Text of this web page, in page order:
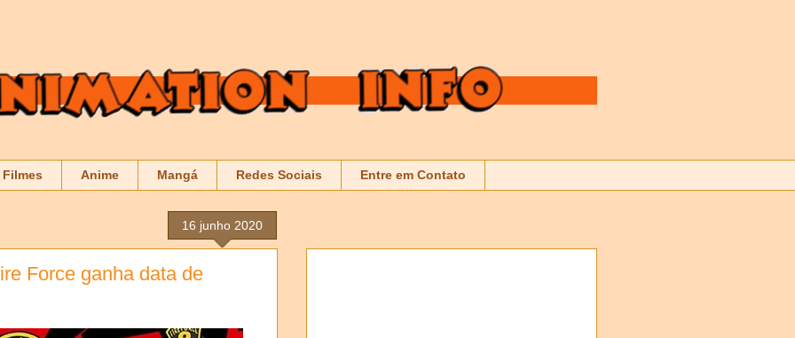
Filmes Anime Mangá Redes Sociais Entre em Contato
16 junho 2020
Force ganha data de